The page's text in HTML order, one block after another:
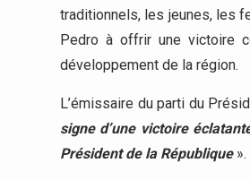
traditionnels, les jeunes, les
Pedro à offrir une victoire
développement de la région.
L’émissaire du parti du
signe d’une victoire
Président de la République».